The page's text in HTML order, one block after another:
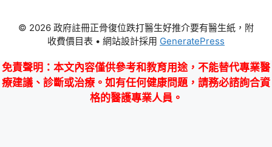
© 2026 政府註冊正骨復位跌打醫生好推介要有醫生紙，附
收費價目表 • 網站設計採用 GeneratePress
免責聲明 ：本文內容僅供參考和教育用途，不能替代專業醫
療建議、診斷或治療。如有任何健康問題，請務必諮詢合資
格的醫護專業人員。